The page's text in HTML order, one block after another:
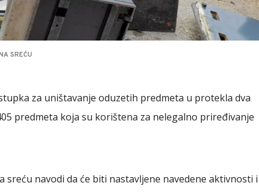
SREĆU
za uništavanje oduzetih predmeta u protekla dva
predmeta koja su korištena za nelegalno priređivanje
sreću navodi da će biti nastavljene navedene aktivnosti i